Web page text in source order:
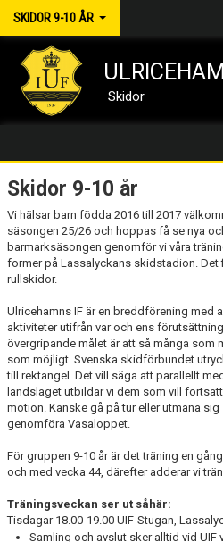
SKIDOR 9-10 ÅR
Skidor
SKIDOR 9-10 ÅR/HEM
HEM BARN & UNGDOM
NYHETER
DELTAGARE
KÖP & SÄLJ
Skidor 9-10 år
Vi hälsar barn födda 2016 till 2017
säsongen 25/26 och hoppas få se nya
barmarksäsongen genomför vi våra
former på Lassalyckans skidstadion. Det
rullskidor.
Ulricehamns IF är en breddförening med
aktiviteter utifrån var och ens
övergripande målet är att så många som
som möjligt. Svenska skidförbundet
till rektangel. Det vill säga att parallellt
landslaget utbildar vi dem som vill
motion. Kanske gå på tur eller utmana
genomföra Vasaloppet.
För gruppen 9-10 år är det träning en
och med vecka 44, därefter adderar vi
Träningsveckan ser ut såhär:
Tisdagar 18.00-19.00 UIF-Stugan,
Samling och avslut sker alltid vid UIF